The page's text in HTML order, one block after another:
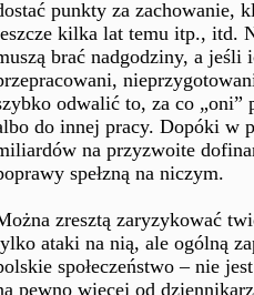
punkty za zachowanie,
kilka lat temu itp., itd.
brać nadgodziny, a jeśli
odwalić to, za co „oni”
do innej pracy. Dopóki w
na przyzwoite
spełzną na niczym.
zresztą zaryzykować
ataki na nią, ale ogólną
społeczeństwo – nie
pewno więcej od